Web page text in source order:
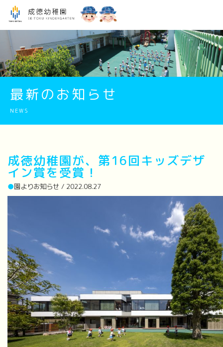
最新のお知らせ
NEWS
成徳幼稚園が、第16回キッズデザ
イン賞を受賞！
●園よりお知らせ / 2022.08.27